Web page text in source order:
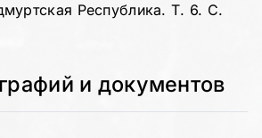
Республика. Т. 6. С.
и документов